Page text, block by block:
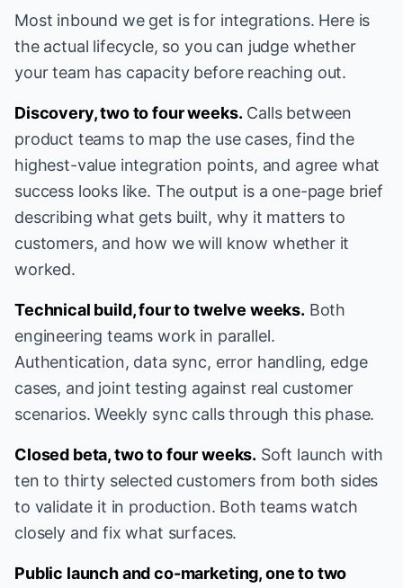
Most inbound we get is for integrations. Here is
the actual lifecycle, so you can judge whether
your team has capacity before reaching out.
Discovery, two to four weeks. Calls between
product teams to map the use cases, find the
highest-value integration points, and agree what
success looks like. The output is a one-page brief
describing what gets built, why it matters to
customers, and how we will know whether it
worked.
Technical build, four to twelve weeks. Both
engineering teams work in parallel.
Authentication, data sync, error handling, edge
cases, and joint testing against real customer
scenarios. Weekly sync calls through this phase.
Closed beta, two to four weeks. Soft launch with
ten to thirty selected customers from both sides
to validate it in production. Both teams watch
closely and fix what surfaces.
Public launch and co-marketing, one to two